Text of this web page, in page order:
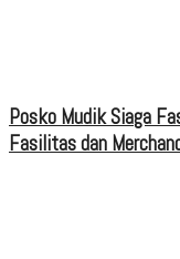
Posko Mudik Siaga
Fasilitas dan